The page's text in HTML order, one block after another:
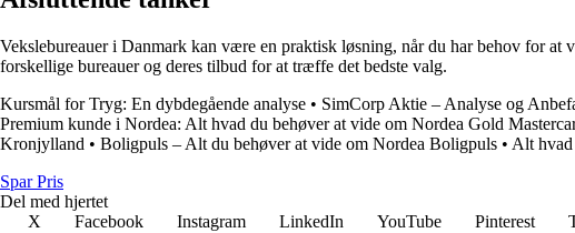
Vekslebureauer i Danmark kan være en praktisk løsning, når du har behov for at
forskellige bureauer og deres tilbud for at træffe det bedste valg.
Kursmål for Tryg: En dybdegående analyse • SimCorp Aktie – Analyse og
Premium kunde i Nordea: Alt hvad du behøver at vide om Nordea Gold
Kronjylland • Boligpuls – Alt du behøver at vide om Nordea Boligpuls • Alt
Spar Pris
Del med hjertet
X
Facebook Instagram LinkedIn YouTube Pinterest